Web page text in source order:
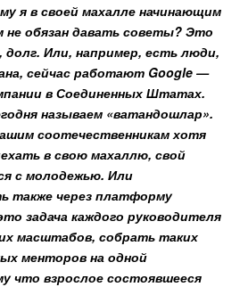
я в своей махалле начинающим
не обязан давать советы? Это
долг. Или, например, есть люди,
сейчас работают Google —
в Соединенных Штатах.
называем «ватандошлар».
соотечественникам хотя
в свою махаллю, свой
с молодежью. Или
также через платформу
задача каждого руководителя
масштабов, собрать таких
менторов на одной
что взрослое состоявшееся